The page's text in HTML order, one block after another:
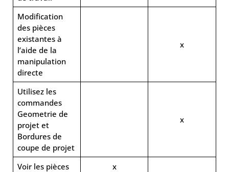
Modification
des pièces
existantes à
l’aide de la
manipulation
directe
x
Utilisez les
commandes
Geometrie de
projet et
Bordures de
coupe de projet
x
Voir les pièces
x